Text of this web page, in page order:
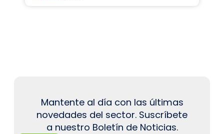
Mantente al día con las últimas
novedades del sector. Suscríbete
a nuestro Boletín de Noticias.